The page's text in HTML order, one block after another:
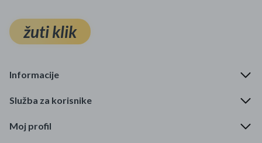
žuti klik
Informacije
Služba za korisnike
Moj profil